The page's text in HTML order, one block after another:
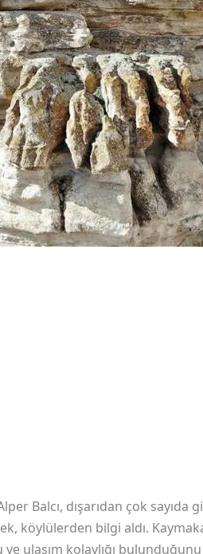
Balcı, dışarıdan çok
köylülerden bilgi aldı.
ulaşım kolaylığı